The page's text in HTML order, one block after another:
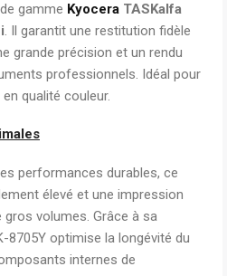
gamme Kyocera TASKalfa
. Il garantit une restitution fidèle
grande précision et un rendu
professionnels. Idéal pour
qualité couleur.
performances durables, ce
élevé et une impression
gros volumes. Grâce à sa
8705Y optimise la longévité du
internes de